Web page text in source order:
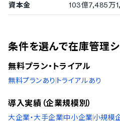
資本金 103億7,485万
条件を選んで在庫管理
無料プラン・トライアル
無料プランあり トライアルあり
導入実績（企業規模別）
大企業・大手企業中小企業小規模